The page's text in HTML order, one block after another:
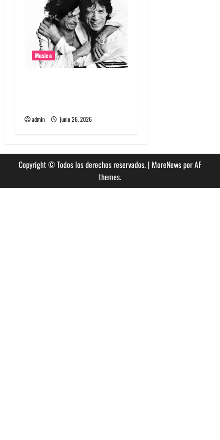
Musica
admin junio 26, 2026
Copyright © Todos los derechos reservados. | MoreNewspor AF
themes.